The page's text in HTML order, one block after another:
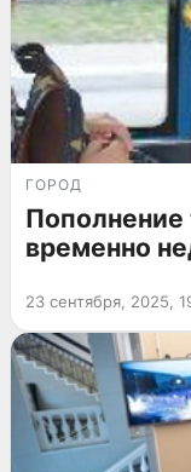
ГОРОД
Пополнение
временно
23 сентября, 2025,